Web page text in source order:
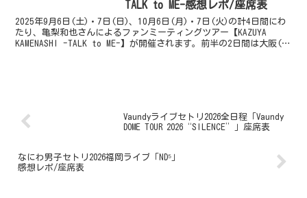
TALK to ME-感想レポ/座席表
2025年9月6日(土)・7日(日)、10月6日(月)・7日(火)の計4日間にわ
たり、亀梨和也さんによるファンミーティングツアー【KAZUYA
KAMENASHI -TALK to ME-】が開催されます。前半の2日間は大阪(グ
Vaundyライブセトリ2026全日程「Vaundy
DOME TOUR 2026“SILENCE”」座席表
なにわ男子セトリ2026福岡ライブ「ND⁵」
感想レポ/座席表